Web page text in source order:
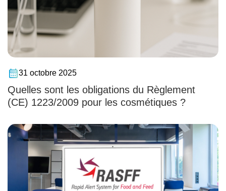
31 octobre 2025
Quelles sont les obligations du Règlement
(CE) 1223/2009 pour les cosmétiques ?